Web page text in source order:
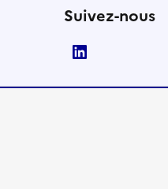
Suivez-nous